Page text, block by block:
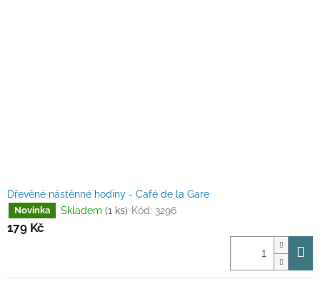
Dřevěné nástěnné hodiny - Café de la Gare
Novinka Skladem (1 ks) Kód: 3296
179 Kč